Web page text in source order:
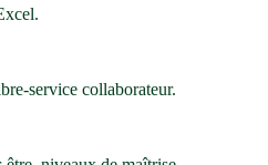
service collaborateur.